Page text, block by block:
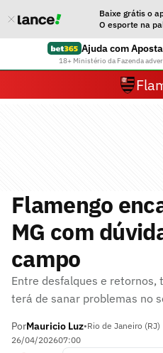
Baixe grátis o
O esporte na
Ajuda com
18+ Ministério da Fazenda
Flamengo
MG com
campo
Entre desfalques e retornos,
terá de sanar problemas no
PorMauricio Luz•Rio de Janeiro (RJ)
26/04/202607:00